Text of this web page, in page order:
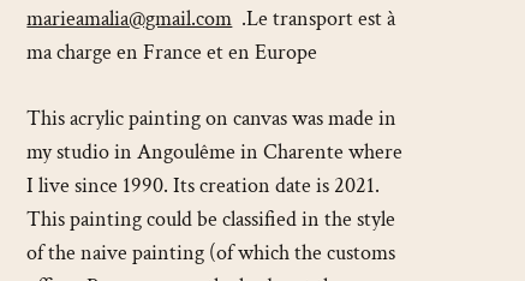
marieamalia@gmail.com .Le transport est à
ma charge en France et en Europe
This acrylic painting on canvas was made in
my studio in Angoulême in Charente where
I live since 1990. Its creation date is 2021.
This painting could be classified in the style
of the naive painting (of which the customs